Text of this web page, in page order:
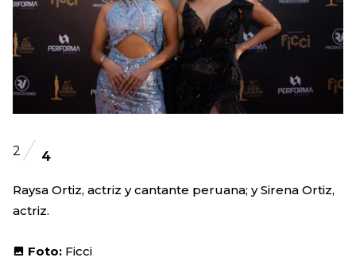
2 4
Raysa Ortiz, actriz y cantante peruana; y Sirena Ortiz,
actriz.
Foto: Ficci